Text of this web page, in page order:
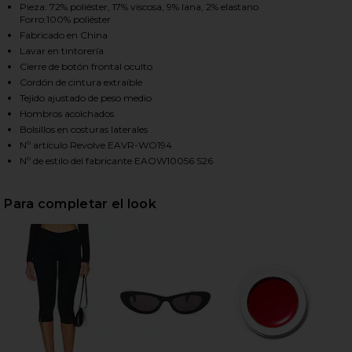
RUE CLASSIC SUITING JACKET IN BLACK ON
RUE CLASSIC SUITING JACKET IN BLACK ON
RUE CLASSIC SUITING JACKET IN BLACK ON
Pieza: 72% poliéster, 17% viscosa, 9% lana, 2% elastano
Forro:100% poliéster
Fabricado en China
Lavar en tintorería
Cierre de botón frontal oculto
Cordón de cintura extraíble
Tejido ajustado de peso medio
Hombros acolchados
Bolsillos en costuras laterales
Nº artículo Revolve EAVR-WO194
Nº de estilo del fabricante EAOW10056 S26
Para completar el look